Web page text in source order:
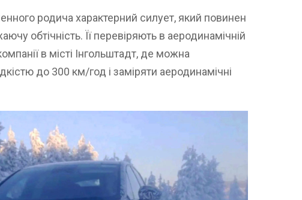
родича характерний силует, який повинен
обтічність. Її перевіряють в аеродинамічній
в місті Інгольштадт, де можна
до 300 км/год і заміряти аеродинамічні